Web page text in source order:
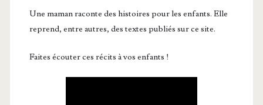
Une maman raconte des histoires pour les enfants. Elle
reprend, entre autres, des textes publiés sur ce site.
Faites écouter ces récits à vos enfants !